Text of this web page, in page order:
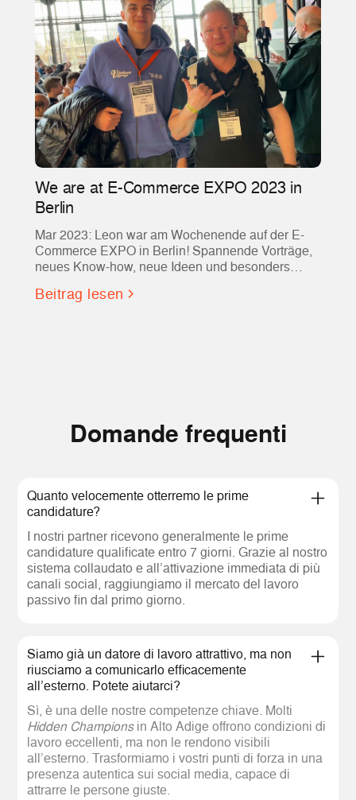
We are at E-Commerce EXPO 2023 in
Berlin
Mar 2023: Leon war am Wochenende auf der E-
Commerce EXPO in Berlin! Spannende Vorträge,
neues Know-how, neue Ideen und besonders
für euch!
Beitrag lesen
Domande frequenti
Quanto velocemente otterremo le prime
candidature?
I nostri partner ricevono generalmente le prime
candidature qualificate entro 7 giorni. Grazie al nostro
sistema collaudato e all’attivazione immediata di più
canali social, raggiungiamo il mercato del lavoro
passivo fin dal primo giorno.
Siamo già un datore di lavoro attrattivo, ma non
riusciamo a comunicarlo efficacemente
all’esterno. Potete aiutarci?
Sì, è una delle nostre competenze chiave. Molti
Hidden Championsin Alto Adige offrono condizioni di
lavoro eccellenti, ma non le rendono visibili
all’esterno. Trasformiamo i vostri punti di forza in una
presenza autentica sui social media, capace di
attrarre le persone giuste.